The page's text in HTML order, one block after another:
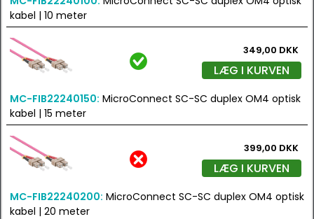
kabel | 10 meter
349,00 DKK
LÆG I KURVEN
MC-FIB22240150: MicroConnect SC-SC duplex OM4 optisk
kabel | 15 meter
399,00 DKK
LÆG I KURVEN
MC-FIB22240200: MicroConnect SC-SC duplex OM4 optisk
kabel | 20 meter